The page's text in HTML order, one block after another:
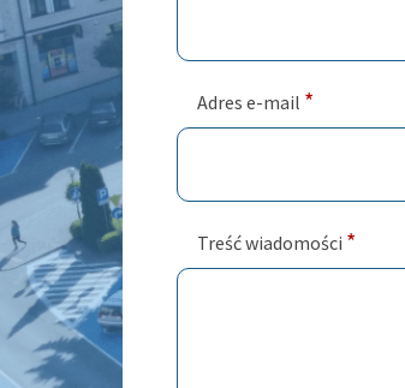
Adres e-mail *
Treść wiadomości *